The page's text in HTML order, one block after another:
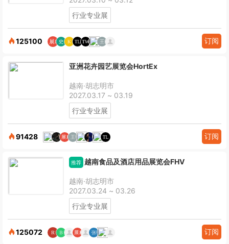
行业专业展
125100 订阅
亚洲花卉园艺展览会HortEx
越南·胡志明市
2027.03.17 ~ 03.19
行业专业展
91428 订阅
推荐 越南食品及酒店用品展览会FHV
越南·胡志明市
2027.03.24 ~ 03.26
行业专业展
125072 订阅